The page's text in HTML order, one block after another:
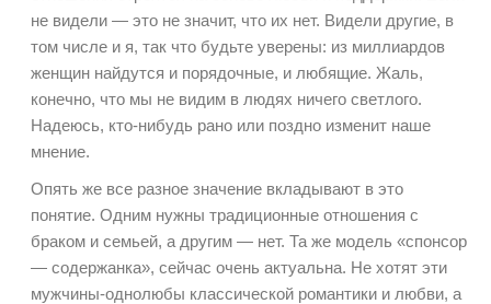
не видели — это не значит, что их нет. Видели другие, в
том числе и я, так что будьте уверены: из миллиардов
женщин найдутся и порядочные, и любящие. Жаль,
конечно, что мы не видим в людях ничего светлого.
Надеюсь, кто-нибудь рано или поздно изменит наше
мнение.
Опять же все разное значение вкладывают в это
понятие. Одним нужны традиционные отношения с
браком и семьей, а другим — нет. Та же модель «спонсор
— содержанка», сейчас очень актуальна. Не хотят эти
мужчины-однолюбы классической романтики и любви, а